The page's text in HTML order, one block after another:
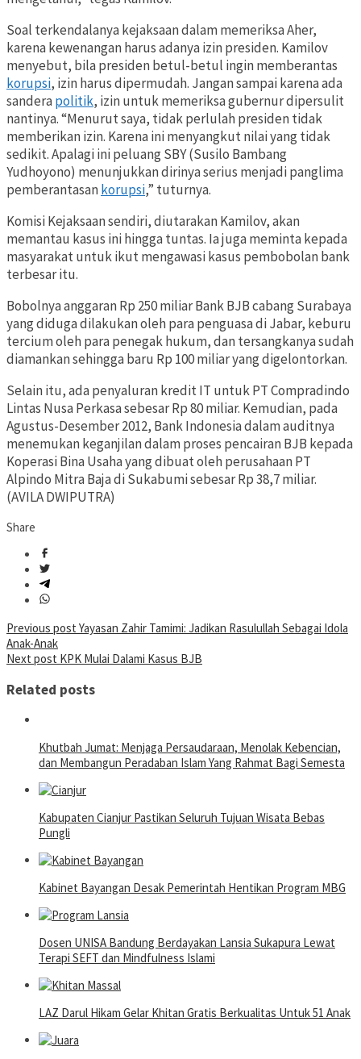
Soal terkendalanya kejaksaan dalam memeriksa Aher,
karena kewenangan harus adanya izin presiden. Kamilov
menyebut, bila presiden betul-betul ingin memberantas
korupsi, izin harus dipermudah. Jangan sampai karena ada
sanderapolitik, izin untuk memeriksa gubernur dipersulit
nantinya. “Menurut saya, tidak perlulah presiden tidak
memberikan izin. Karena ini menyangkut nilai yang tidak
sedikit. Apalagi ini peluang SBY (Susilo Bambang
Yudhoyono) menunjukkan dirinya serius menjadi panglima
pemberantasankorupsi,” tuturnya.
Komisi Kejaksaan sendiri, diutarakan Kamilov, akan
memantau kasus ini hingga tuntas. Ia juga meminta kepada
masyarakat untuk ikut mengawasi kasus pembobolan bank
terbesar itu.
Bobolnya anggaran Rp 250 miliar Bank BJB cabang Surabaya
yang diduga dilakukan oleh para penguasa di Jabar, keburu
tercium oleh para penegak hukum, dan tersangkanya sudah
diamankan sehingga baru Rp 100 miliar yang digelontorkan.
Selain itu, ada penyaluran kredit IT untuk PT Compradindo
Lintas Nusa Perkasa sebesar Rp 80 miliar. Kemudian, pada
Agustus-Desember 2012, Bank Indonesia dalam auditnya
menemukan keganjilan dalam proses pencairan BJB kepada
Koperasi Bina Usaha yang dibuat oleh perusahaan PT
Alpindo Mitra Baja di Sukabumi sebesar Rp 38,7 miliar.
(AVILA DWIPUTRA)
Share
Post
navigation
Previous post Yayasan Zahir Tamimi: Jadikan Rasulullah Sebagai Idola
Anak-Anak
Next post KPK Mulai Dalami Kasus BJB
Related posts
Khutbah Jumat: Menjaga Persaudaraan, Menolak Kebencian,
dan Membangun Peradaban Islam Yang Rahmat Bagi Semesta
Kabupaten Cianjur Pastikan Seluruh Tujuan Wisata Bebas
Pungli
Kabinet Bayangan Desak Pemerintah Hentikan Program MBG
Dosen UNISA Bandung Berdayakan Lansia Sukapura Lewat
Terapi SEFT dan Mindfulness Islami
LAZ Darul Hikam Gelar Khitan Gratis Berkualitas Untuk 51 Anak